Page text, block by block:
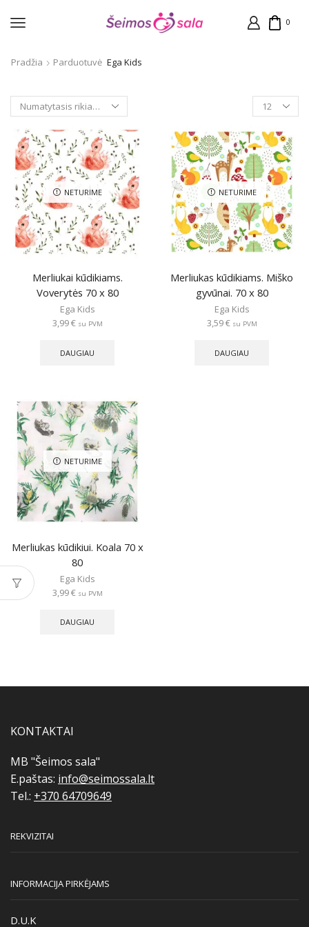
0
Pradžia Parduotuvė Ega Kids
Products
per
NETURIME
Merliukai kūdikiams.
Voverytės 70 x 80
Ega Kids
3,99€ su PVM
DAUGIAU
NETURIME
Merliukas kūdikiams. Miško
gyvūnai. 70 x 80
Ega Kids
3,59€ su PVM
DAUGIAU
NETURIME
Merliukas kūdikiui. Koala 70 x
80
Ega Kids
3,99€ su PVM
DAUGIAU
KONTAKTAI
MB "Šeimos sala"
E.paštas: info@seimossala.lt
Tel.: +370 64709649
REKVIZITAI
INFORMACIJA PIRKĖJAMS
D.U.K